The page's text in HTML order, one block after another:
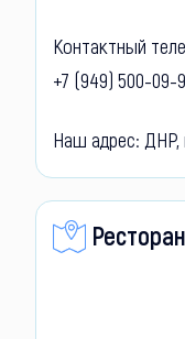
Контактный
+7 (949) 500-09-
Наш адрес: ДНР,